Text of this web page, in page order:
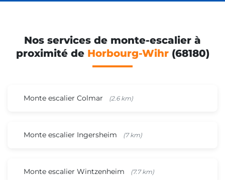
Nos services de monte-escalier à
proximité de Horbourg-Wihr(68180)
Monte escalier Colmar (2.6 km)
Monte escalier Ingersheim (7 km)
Monte escalier Wintzenheim (7.7 km)